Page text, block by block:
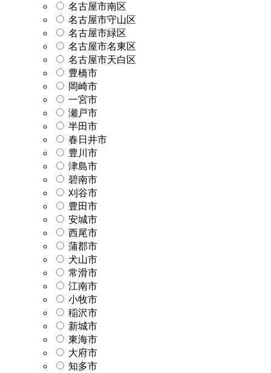
名古屋市南区
名古屋市守山区
名古屋市緑区
名古屋市名東区
名古屋市天白区
豊橋市
岡崎市
一宮市
瀬戸市
半田市
春日井市
豊川市
津島市
碧南市
刈谷市
豊田市
安城市
西尾市
蒲郡市
犬山市
常滑市
江南市
小牧市
稲沢市
新城市
東海市
大府市
知多市